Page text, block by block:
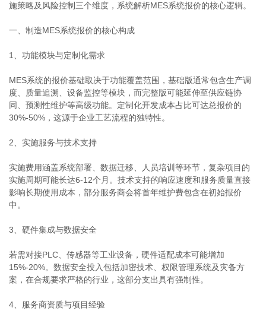
施策略及风险控制三个维度，系统解析MES系统报价的核心逻辑。
一、制造MES系统报价的核心构成
1、功能模块与定制化需求
MES系统的报价基础取决于功能覆盖范围，基础版通常包含生产调
度、质量追溯、设备监控等模块，而完整版可能延伸至供应链协
同、预测性维护等高级功能。定制化开发成本占比可达总报价的
30%-50%，这源于企业工艺流程的独特性。
2、实施服务与技术支持
实施费用涵盖系统部署、数据迁移、人员培训等环节，复杂项目的
实施周期可能长达6-12个月。技术支持的响应速度和服务质量直接
影响长期使用成本，部分服务商会将首年维护费包含在初始报价
中。
3、硬件集成与数据安全
若需对接PLC、传感器等工业设备，硬件适配成本可能增加
15%-20%。数据安全投入包括加密技术、权限管理系统及灾备方
案，在合规要求严格的行业，这部分支出具有强制性。
4、服务商资质与项目经验